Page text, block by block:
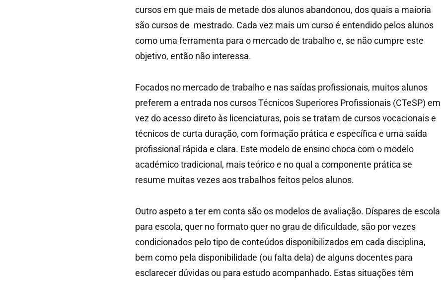
cursos em que mais de metade dos alunos abandonou, dos quais a maioria
são cursos de mestrado. Cada vez mais um curso é entendido pelos alunos
como uma ferramenta para o mercado de trabalho e, se não cumpre este
objetivo, então não interessa.
Focados no mercado de trabalho e nas saídas profissionais, muitos alunos
preferem a entrada nos cursos Técnicos Superiores Profissionais (CTeSP) em
vez do acesso direto às licenciaturas, pois se tratam de cursos vocacionais e
técnicos de curta duração, com formação prática e específica e uma saída
profissional rápida e clara. Este modelo de ensino choca com o modelo
académico tradicional, mais teórico e no qual a componente prática se
resume muitas vezes aos trabalhos feitos pelos alunos.
Outro aspeto a ter em conta são os modelos de avaliação. Díspares de escola
para escola, quer no formato quer no grau de dificuldade, são por vezes
condicionados pelo tipo de conteúdos disponibilizados em cada disciplina,
bem como pela disponibilidade (ou falta dela) de alguns docentes para
esclarecer dúvidas ou para estudo acompanhado. Estas situações têm